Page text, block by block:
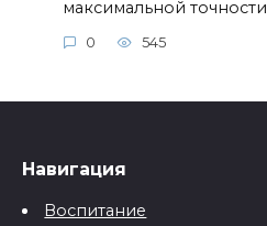
максимальной точности
0 545
Навигация
Воспитание